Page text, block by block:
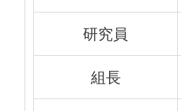
研究員
組長